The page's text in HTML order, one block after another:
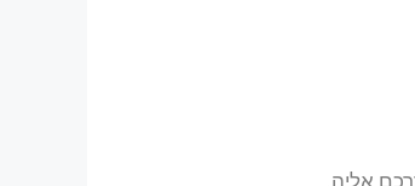
אליה.